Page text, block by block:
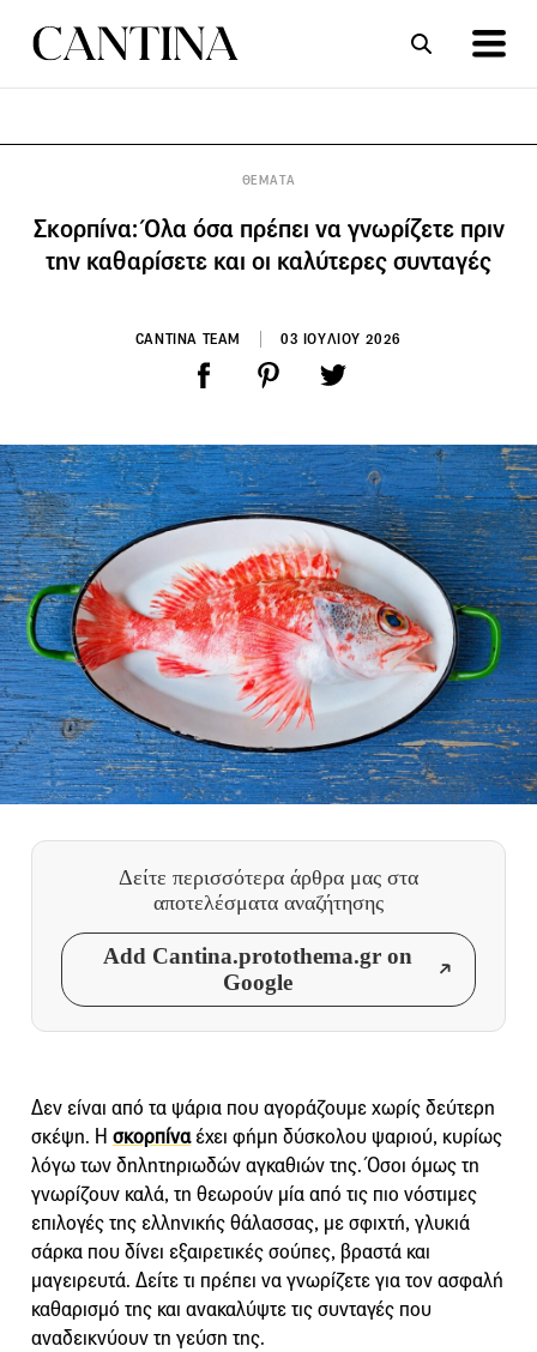
ΘΕΜΑΤΑ
Σκορπίνα: Όλα όσα πρέπει να γνωρίζετε πριν
την καθαρίσετε και οι καλύτερες συνταγές
CANTINA TEAM 03 ΙΟΥΛΙΟΥ 2026
Δείτε περισσότερα άρθρα μας στα
αποτελέσματα αναζήτησης
Add Cantina.protothema.gr on
Google
Δεν είναι από τα ψάρια που αγοράζουμε χωρίς δεύτερη
σκέψη. Η σκορπίναέχει φήμη δύσκολου ψαριού, κυρίως
λόγω των δηλητηριωδών αγκαθιών της. Όσοι όμως τη
γνωρίζουν καλά, τη θεωρούν μία από τις πιο νόστιμες
επιλογές της ελληνικής θάλασσας, με σφιχτή, γλυκιά
σάρκα που δίνει εξαιρετικές σούπες, βραστά και
μαγειρευτά. Δείτε τι πρέπει να γνωρίζετε για τον ασφαλή
καθαρισμό της και ανακαλύψτε τις συνταγές που
αναδεικνύουν τη γεύση της.